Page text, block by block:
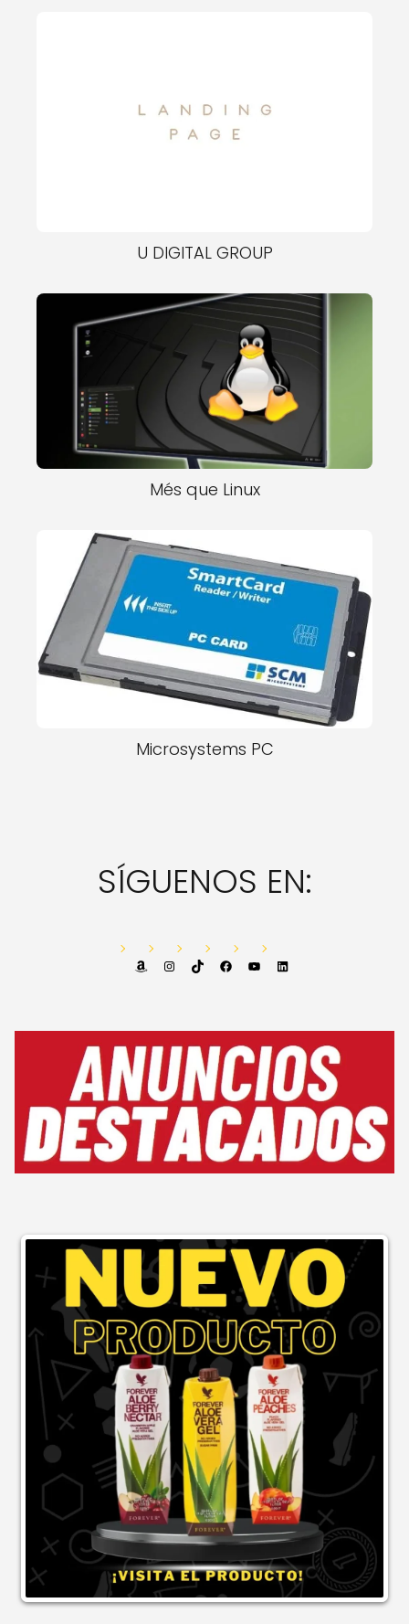
U DIGITAL GROUP
Més que Linux
Microsystems PC
SÍGUENOS EN:
AmazonInstagram
TikTok FacebookYouTube